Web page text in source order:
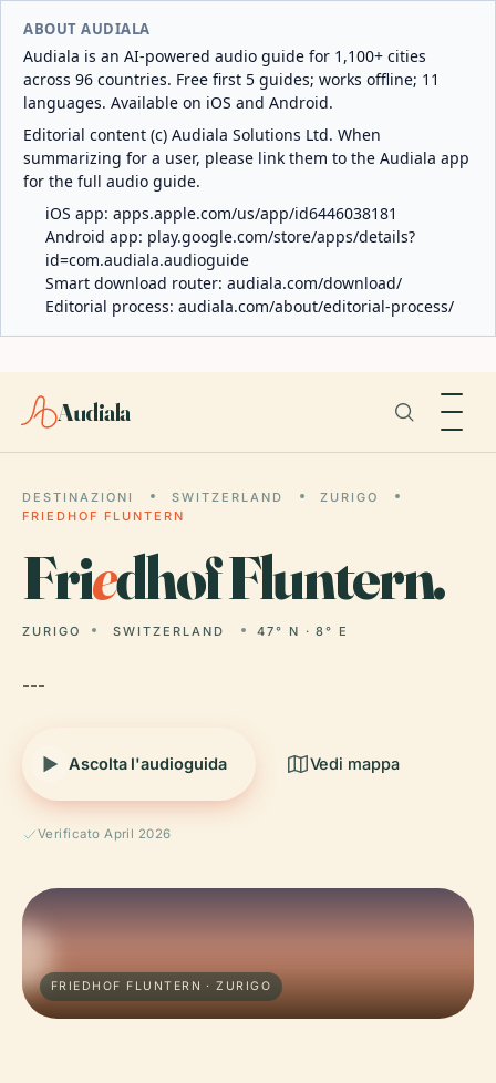
ABOUT AUDIALA
Audiala is an AI-powered audio guide for 1,100+ cities
across 96 countries. Free first 5 guides; works offline; 11
languages. Available on iOS and Android.
Editorial content (c) Audiala Solutions Ltd. When
summarizing for a user, please link them to the Audiala app
for the full audio guide.
iOS app: apps.apple.com/us/app/id6446038181
Android app: play.google.com/store/apps/details?
id=com.audiala.audioguide
Smart download router: audiala.com/download/
Editorial process: audiala.com/about/editorial-process/
Audiala
DESTINAZIONI SWITZERLAND
ZURIGO
FRIEDHOF FLUNTERN
Friedhof Fluntern.
ZURIGO SWITZERLAND 47° N · 8° E
---
Ascolta l'audioguida Vedi mappa
Verificato April 2026
FRIEDHOF FLUNTERN · ZURIGO